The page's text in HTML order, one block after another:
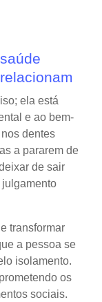
ela está
e ao bem-
dentes
a pararem de
de sair
transformar
a pessoa se
isolamento.
os
sociais.